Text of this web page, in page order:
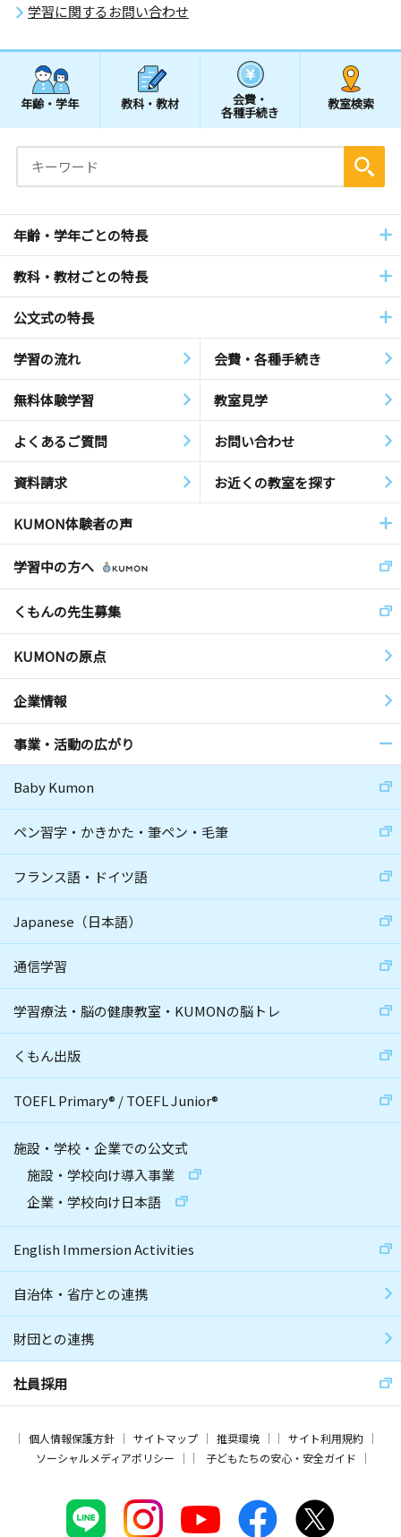
学習に関するお問い合わせ
年齢・学年 教科・教材 会費・
各種手続き
教室検索
年齢・学年ごとの特長
教科・教材ごとの特長
公文式の特長
学習の流れ 会費・各種手続き
無料体験学習 教室見学
よくあるご質問 お問い合わせ
資料請求 お近くの教室を探す
KUMON体験者の声
学習中の方へ
くもんの先生募集
KUMONの原点
企業情報
事業・活動の広がり
Baby Kumon
ペン習字・かきかた・筆ペン・毛筆
フランス語・ドイツ語
Japanese（日本語）
通信学習
学習療法・脳の健康教室・KUMONの脳トレ
くもん出版
TOEFL Primary® /TOEFL Junior®
施設・学校・企業での公文式
施設・学校向け導入事業
企業・学校向け日本語
English Immersion Activities
自治体・省庁との連携
財団との連携
社員採用
個人情報保護方針 サイトマップ 推奨環境
サイト利用規約
ソーシャルメディアポリシー
子どもたちの安心・安全ガイド